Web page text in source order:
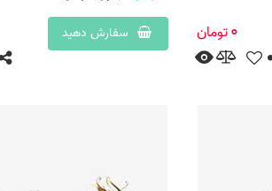
0تومان
سفارش دهید